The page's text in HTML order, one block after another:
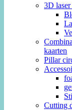
3D
kaarten
Pillar
Cutting